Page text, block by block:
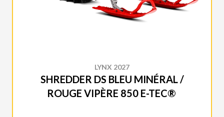
LYNX 2027
SHREDDER DS BLEU MINÉRAL /
ROUGE VIPÈRE 850 E-TEC®